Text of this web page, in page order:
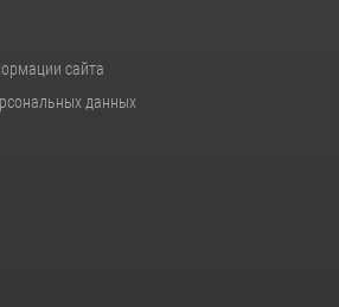
сайта
данных